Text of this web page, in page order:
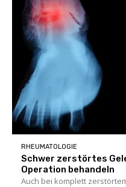
RHEUMATOLOGIE
Schwer zerstörtes
Operation behandeln
Auch bei komplett